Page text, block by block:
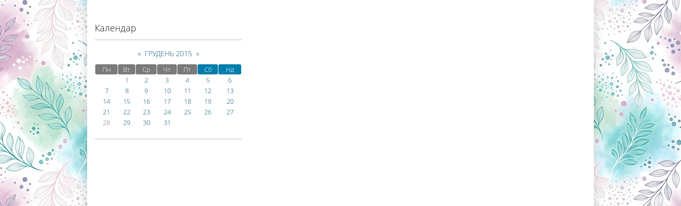
Календар
« ГРУДЕНЬ 2015 »
Пн Вт Ср Чт Пт Сб
Нд
1
2 3 4 5
6
7
8 9 10 11 12
13
14
15 16 17 18 19
20
21
22 23 24 25 26
27
28
29 30 31